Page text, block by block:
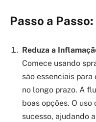
Passo a
Reduza a
Comece usando
são essenciais
no longo prazo. A
boas opções. O
sucesso, ajudando